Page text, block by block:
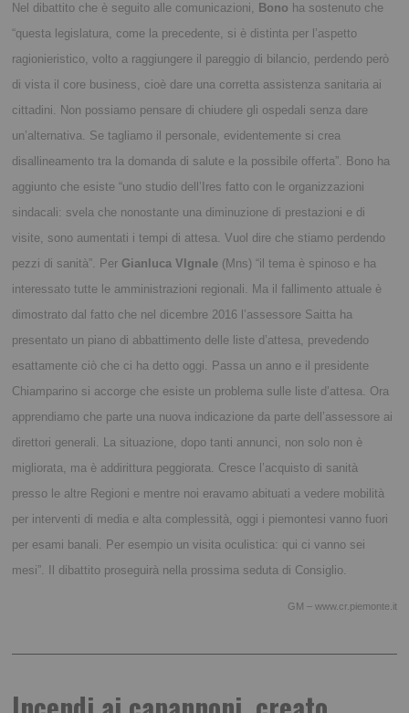
Nel dibattito che è seguito alle comunicazioni, Bono ha sostenuto che
“questa legislatura, come la precedente, si è distinta per l’aspetto
ragionieristico, volto a raggiungere il pareggio di bilancio, perdendo però
di vista il core business, cioè dare una corretta assistenza sanitaria ai
cittadini. Non possiamo pensare di chiudere gli ospedali senza dare
un’alternativa. Se tagliamo il personale, evidentemente si crea
disallineamento tra la domanda di salute e la possibile offerta”. Bono ha
aggiunto che esiste “uno studio dell’Ires fatto con le organizzazioni
sindacali: svela che nonostante una diminuzione di prestazioni e di
visite, sono aumentati i tempi di attesa. Vuol dire che stiamo perdendo
pezzi di sanità”. Per Gianluca VIgnale (Mns) “il tema è spinoso e ha
interessato tutte le amministrazioni regionali. Ma il fallimento attuale è
dimostrato dal fatto che nel dicembre 2016 l’assessore Saitta ha
presentato un piano di abbattimento delle liste d’attesa, prevedendo
esattamente ciò che ci ha detto oggi. Passa un anno e il presidente
Chiamparino si accorge che esiste un problema sulle liste d’attesa. Ora
apprendiamo che parte una nuova indicazione da parte dell’assessore ai
direttori generali. La situazione, dopo tanti annunci, non solo non è
migliorata, ma è addirittura peggiorata. Cresce l’acquisto di sanità
presso le altre Regioni e mentre noi eravamo abituati a vedere mobilità
per interventi di media e alta complessità, oggi i piemontesi vanno fuori
per esami banali. Per esempio un visita oculistica: qui ci vanno sei
mesi”.
Il dibattito proseguirà nella prossima seduta di Consiglio.
GM – www.cr.piemonte.it